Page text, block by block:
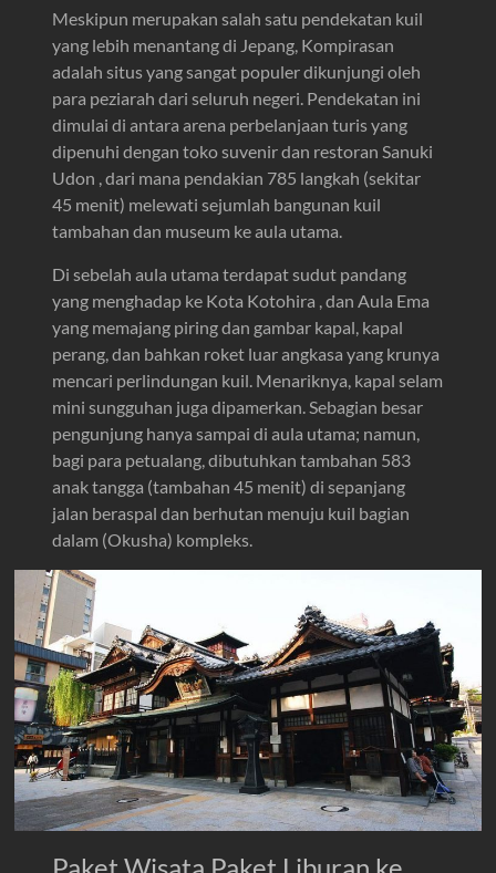
Meskipun merupakan salah satu pendekatan kuil
yang lebih menantang di Jepang, Kompirasan
adalah situs yang sangat populer dikunjungi oleh
para peziarah dari seluruh negeri. Pendekatan ini
dimulai di antara arena perbelanjaan turis yang
dipenuhi dengan toko suvenir dan restoran Sanuki
Udon , dari mana pendakian 785 langkah (sekitar
45 menit) melewati sejumlah bangunan kuil
tambahan dan museum ke aula utama.
Di sebelah aula utama terdapat sudut pandang
yang menghadap ke Kota Kotohira , dan Aula Ema
yang memajang piring dan gambar kapal, kapal
perang, dan bahkan roket luar angkasa yang krunya
mencari perlindungan kuil. Menariknya, kapal selam
mini sungguhan juga dipamerkan. Sebagian besar
pengunjung hanya sampai di aula utama; namun,
bagi para petualang, dibutuhkan tambahan 583
anak tangga (tambahan 45 menit) di sepanjang
jalan beraspal dan berhutan menuju kuil bagian
dalam (Okusha) kompleks.